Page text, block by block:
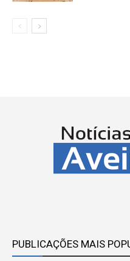
PUBLICAÇÕES MAIS